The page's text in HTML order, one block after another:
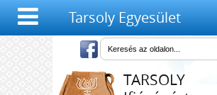
Tarsoly Egyesület
TARSOLY